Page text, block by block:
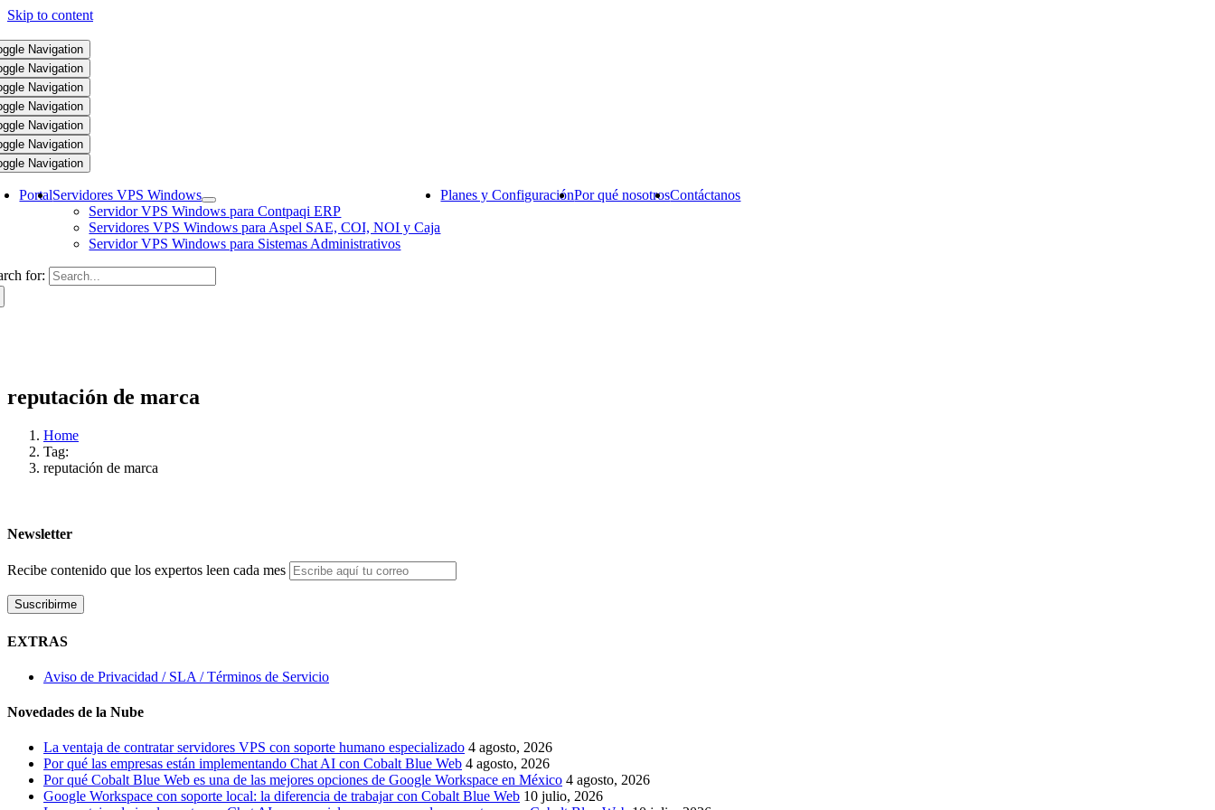
Skip to content
Navigation
Navigation
Navigation
Navigation
Navigation
Navigation
Navigation
PortalServidores VPS Windows
Servidor VPS Windows para Contpaqi ERP
Servidores VPS Windows para Aspel SAE, COI, NOI y Caja
Servidor VPS Windows para Sistemas Administrativos
Planes y ConfiguraciónPor qué nosotrosContáctanos
for:
reputación de marca
Home
Tag:
reputación de marca
Newsletter
Recibe contenido que los expertos leen cada mes
EXTRAS
Aviso de Privacidad / SLA / Términos de Servicio
Novedades de la Nube
La ventaja de contratar servidores VPS con soporte humano especializado 4 agosto, 2026
Por qué las empresas están implementando Chat AI con Cobalt Blue Web 4 agosto, 2026
Por qué Cobalt Blue Web es una de las mejores opciones de Google Workspace en México 4 agosto, 2026
Google Workspace con soporte local: la diferencia de trabajar con Cobalt Blue Web 10 julio, 2026